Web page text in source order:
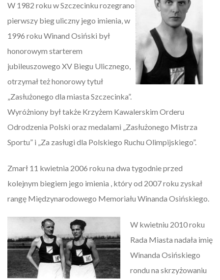
W 1982 roku w Szczecinku rozegrano
pierwszy bieg uliczny jego imienia, w
1996 roku Winand Osiński był
honorowym starterem
jubileuszowego XV Biegu Ulicznego,
otrzymał też honorowy tytuł
„Zasłużonego dla miasta Szczecinka”.
Wyróżniony był także Krzyżem Kawalerskim Orderu
Odrodzenia Polski oraz medalami „Zasłużonego Mistrza
Sportu” i „Za zasługi dla Polskiego Ruchu Olimpijskiego”.
Zmarł 11 kwietnia 2006 roku na dwa tygodnie przed
kolejnym biegiem jego imienia , który od 2007 roku zyskał
rangę Międzynarodowego Memoriału Winanda Osińskiego.
W kwietniu 2010 roku
Rada Miasta nadała imię
Winanda Osińskiego
rondu na skrzyżowaniu